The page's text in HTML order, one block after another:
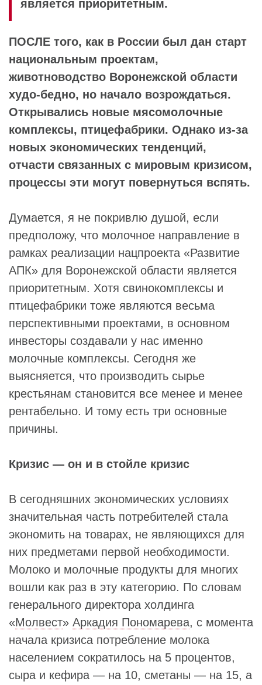
является приоритетным.
ПОСЛЕ того, как в России был дан старт
национальным проектам,
животноводство Воронежской области
худо-бедно, но начало возрождаться.
Открывались новые мясомолочные
комплексы, птицефабрики. Однако из-за
новых экономических тенденций,
отчасти связанных с мировым кризисом,
процессы эти могут повернуться вспять.
Думается, я не покривлю душой, если
предположу, что молочное направление в
рамках реализации нацпроекта «Развитие
АПК» для Воронежской области является
приоритетным. Хотя свинокомплексы и
птицефабрики тоже являются весьма
перспективными проектами, в основном
инвесторы создавали у нас именно
молочные комплексы. Сегодня же
выясняется, что производить сырье
крестьянам становится все менее и менее
рентабельно. И тому есть три основные
причины.
Кризис — он и в стойле кризис
В сегодняшних экономических условиях
значительная часть потребителей стала
экономить на товарах, не являющихся для
них предметами первой необходимости.
Молоко и молочные продукты для многих
вошли как раз в эту категорию. По словам
генерального директора холдинга
«Молвест» Аркадия Пономарева, с момента
начала кризиса потребление молока
населением сократилось на 5 процентов,
сыра и кефира — на 10, сметаны — на 15, а